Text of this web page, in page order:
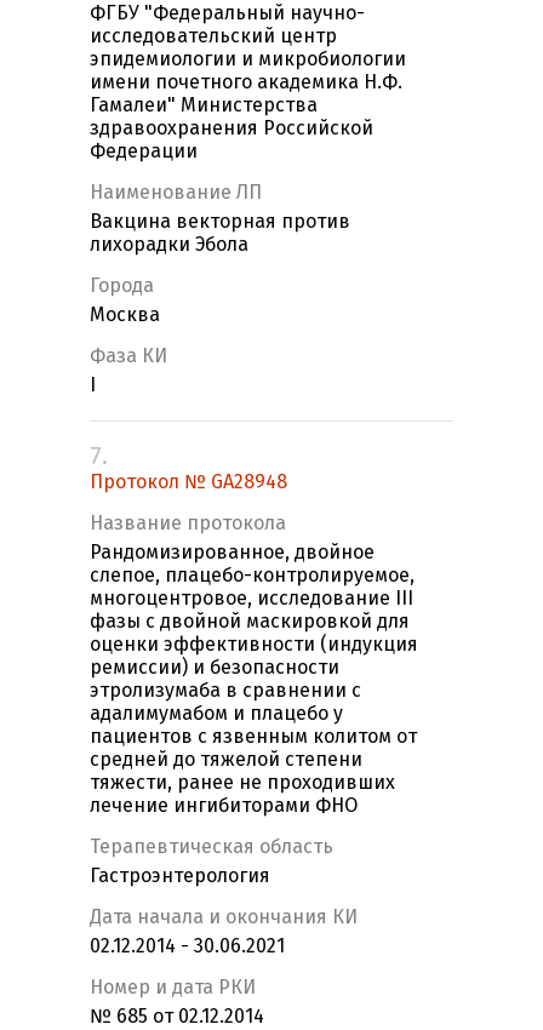
ФГБУ "Федеральный научно-
исследовательский центр
эпидемиологии и микробиологии
имени почетного академика Н.Ф.
Гамалеи" Министерства
здравоохранения Российской
Федерации
Наименование ЛП
Вакцина векторная против
лихорадки Эбола
Города
Москва
Фаза КИ
7.
Протокол № GA28948
Название протокола
Рандомизированное, двойное
слепое, плацебо-контролируемое,
многоцентровое, исследование III
фазы с двойной маскировкой для
оценки эффективности (индукция
ремиссии) и безопасности
этролизумаба в сравнении с
адалимумабом и плацебо у
пациентов с язвенным колитом от
средней до тяжелой степени
тяжести, ранее не проходивших
лечение ингибиторами ФНО
Терапевтическая область
Гастроэнтерология
Дата начала и окончания КИ
02.12.2014 - 30.06.2021
Номер и дата РКИ
№ 685 от 02.12.2014